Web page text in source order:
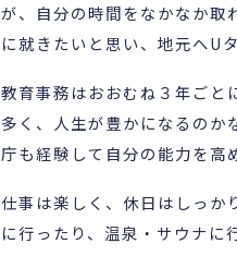
が、自分の時間をなかなか取
に就きたいと思い、地元へU
教育事務はおおむね３年ごと
多く、人生が豊かになるのか
庁も経験して自分の能力を高
仕事は楽しく、休日はしっか
に行ったり、温泉・サウナに